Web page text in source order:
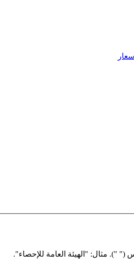
(" "). مثال: "الهيئة العامة للإحصاء".